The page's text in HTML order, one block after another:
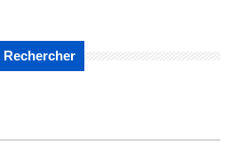
Rechercher